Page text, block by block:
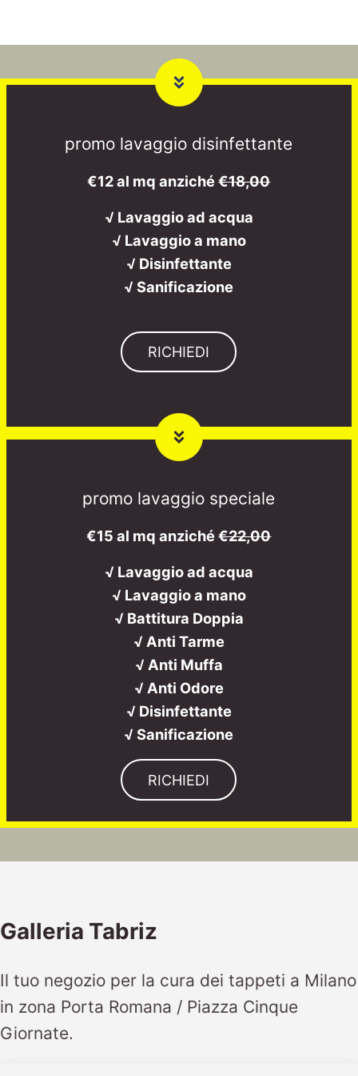
promo lavaggio disinfettante
€12 al mq anziché€18,00
√ Lavaggio ad acqua
√ Lavaggio a mano
√ Disinfettante
√ Sanificazione
RICHIEDI
promo lavaggio speciale
€15 al mq anziché€22,00
√ Lavaggio ad acqua
√ Lavaggio a mano
√ Battitura Doppia
√ Anti Tarme
√ Anti Muffa
√ Anti Odore
√ Disinfettante
√ Sanificazione
RICHIEDI
Galleria Tabriz
Il tuo negozio per la cura dei tappeti a Milano
in zona Porta Romana / Piazza Cinque
Giornate.